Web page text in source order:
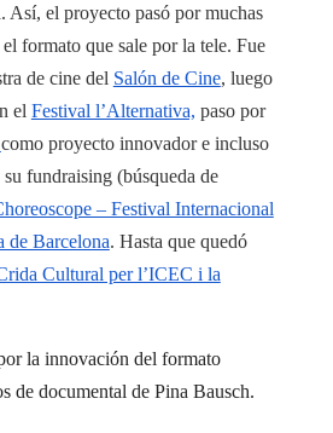
Así, el proyecto pasó por muchas
el formato que sale por la tele. Fue
de cine del Salón de Cine, luego
el Festival l’Alternativa, paso por
como proyecto innovador e incluso
fundraising (búsqueda de
– Festival Internacional
de Barcelona. Hasta que quedó
Cultural per l’ICEC i la
la innovación del formato
de documental de Pina Bausch.